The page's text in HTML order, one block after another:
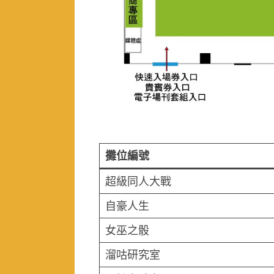
攤位編號
超級同人大戰
自豪人生
女巫之骰
溜咕研究室